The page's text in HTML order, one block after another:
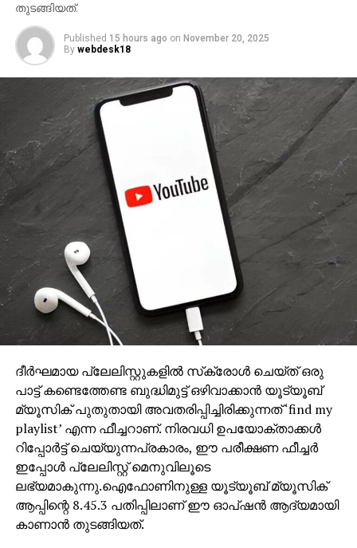
ഹൃദയംപൊട്ടുന്ന വേദനയുമായി ഷുഹൈബിന്റെ
സഹോദരിമാര്‍ സമര പന്തലില്‍
DON'T MISS
ലോക കേരളസഭയുടെ മറവില്‍ സിപിഎം
വന്‍തോതില്‍ പാര്‍ട്ടിഫണ്ട് സ്വരൂപിക്കുന്നു:
ഇബ്രാഹിം കുഞ്ഞ് എം.എല്‍.എ
തുടങ്ങിയത്.
Published 15 hours ago on November 20, 2025
By webdesk18
ദീര്‍ഘമായ പ്ലേലിസ്റ്റുകളില്‍ സ്‌ക്രോള്‍ ചെയ്ത് ഒരു
പാട്ട് കണ്ടെത്തേണ്ട ബുദ്ധിമുട്ട് ഒഴിവാക്കാന്‍ യൂട്യൂബ്
മ്യൂസിക് പുതുതായി അവതരിപ്പിച്ചിരിക്കുന്നത് ‘find my
playlist’ എന്ന ഫീച്ചറാണ്. നിരവധി ഉപയോക്താക്കള്‍
റിപ്പോര്‍ട്ട് ചെയ്യുന്നപ്രകാരം, ഈ പരീക്ഷണ ഫീച്ചര്‍
ഇപ്പോള്‍ പ്ലേലിസ്റ്റ് മെനുവിലൂടെ
ലഭ്യമാകുന്നു.ഐഫോണിനുള്ള യൂട്യൂബ് മ്യൂസിക്
ആപ്പിന്റെ 8.45.3 പതിപ്പിലാണ് ഈ ഓപ്ഷന്‍ ആദ്യമായി
കാണാന്‍ തുടങ്ങിയത്.